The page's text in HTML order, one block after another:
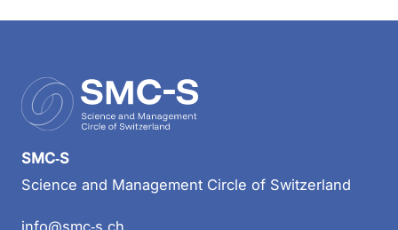
SMC‑S
Sci­ence and Manage­ment Cir­cle of Switz­er­land
info@smc‑s.ch